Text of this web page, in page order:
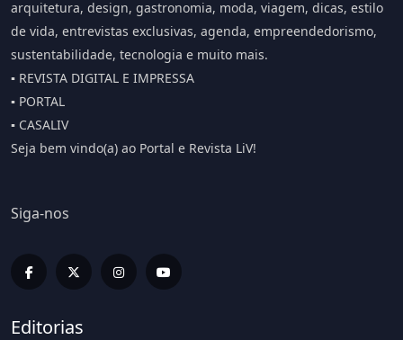
arquitetura, design, gastronomia, moda, viagem, dicas, estilo
de vida, entrevistas exclusivas, agenda, empreendedorismo,
sustentabilidade, tecnologia e muito mais.
▪️ REVISTA DIGITAL E IMPRESSA
▪️ PORTAL
▪️ CASALIV
Seja bem vindo(a) ao Portal e Revista LiV!
Siga-nos
Editorias